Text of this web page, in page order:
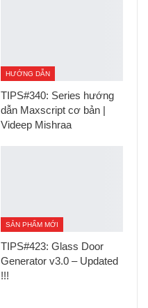
HƯỚNG DẪN
TIPS#340: Series hướng
dẫn Maxscript cơ bản |
Videep Mishraa
SẢN PHẨM MỚI
TIPS#423: Glass Door
Generator v3.0 – Updated
!!!